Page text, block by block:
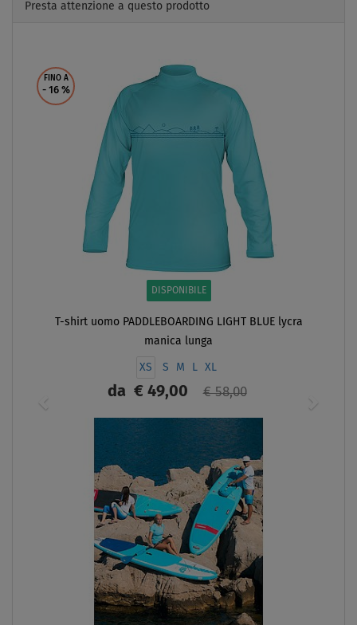
Presta attenzione a questo prodotto
FINO A
- 16 %
DISPONIBILE
T-shirt uomo PADDLEBOARDING LIGHT BLUE lycra
manica lunga
XS S M L XL
da€ 49,00 € 58,00